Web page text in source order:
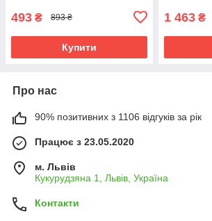
493 ₴ 893 ₴
Купити
1 463 ₴
Про нас
90% позитивних з 1106 відгуків за рік
Працює з 23.05.2020
м. Львів
Кукурудзяна 1, Львів, Україна
Контакти